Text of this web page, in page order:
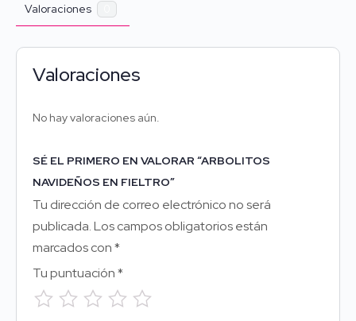
Valoraciones
Valoraciones
No hay valoraciones aún.
SÉ EL PRIMERO EN VALORAR “ARBOLITOS
NAVIDEÑOS EN FIELTRO”
Tu dirección de correo electrónico no será
publicada.Los campos obligatorios están
marcados con*
Tu puntuación*